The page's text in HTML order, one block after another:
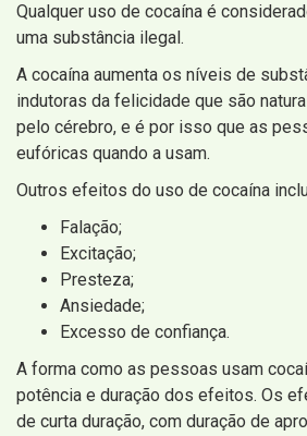
Qualquer uso de cocaína é
uma substância ilegal.
A cocaína aumenta os níveis de
indutoras da felicidade que são
pelo cérebro, e é por isso que as
eufóricas quando a usam.
Outros efeitos do uso de cocaína
Falação;
Excitação;
Presteza;
Ansiedade;
Excesso de confiança.
A forma como as pessoas usam
potência e duração dos efeitos. Os
de curta duração, com duração de